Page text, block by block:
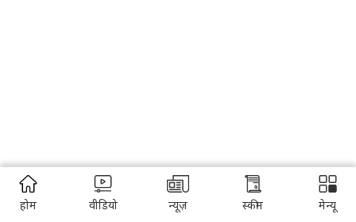
होम वीडियो न्यूज़ स्कीम मेन्यू